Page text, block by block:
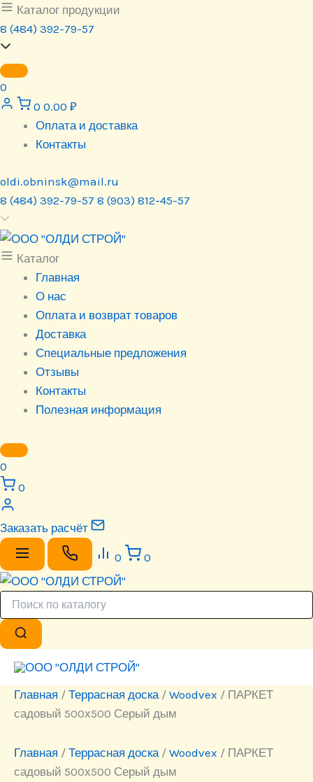
Перейти
к
содержимому
Каталог продукции
8 (484) 392-79-57
0
0 0.00 ₽
Оплата и доставка
Контакты
oldi.obninsk@mail.ru
8 (484) 392-79-57 8 (903) 812-45-57
Каталог
Главная
О нас
Оплата и возврат товаров
Доставка
Специальные предложения
Отзывы
Контакты
Полезная информация
0
0
Заказать расчёт
0 0
Главная / Террасная доска/ Woodvex / ПАРКЕТ
садовый 500х500 Серый дым
Главная / Террасная доска / Woodvex / ПАРКЕТ
садовый 500х500 Серый дым